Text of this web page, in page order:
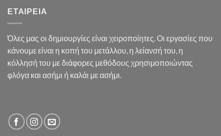
ΕΤΑΙΡΕΙΑ
Όλες μας οι δημιουργίες είναι χειροποίητες. Οι εργασίες που
κάνουμε είναι η κοπή του μετάλλου, η λείανσή του, η
κόλλησή του με διάφορες μεθόδους χρησιμοποιώντας
φλόγα και ασήμι ή καλάι με ασήμι.